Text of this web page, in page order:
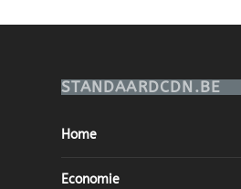
STANDAARDCDN.BE
Home
Economie